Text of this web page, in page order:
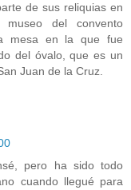
de sus reliquias en
del convento
mesa en la que fue
del óvalo, que es un
Juan de la Cruz.
pero ha sido todo
cuando llegué para